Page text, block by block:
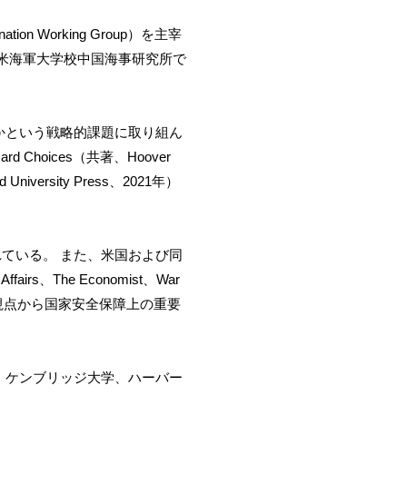
Working Group）を主宰
海軍大学校中国海事研究所で
いう戦略的課題に取り組ん
Choices（共著、Hoover
Press、2021年）
いる。 また、米国および同
、The Economist、War
から国家安全保障上の重要
ンブリッジ大学、ハーバー